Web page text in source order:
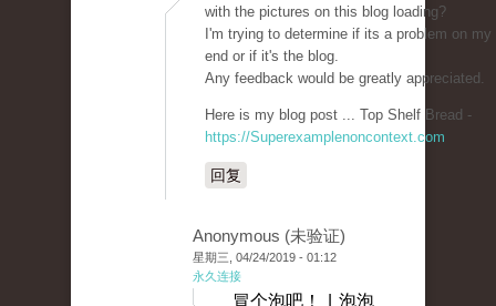
with the pictures on this blog loading?
I'm trying to determine if its a problem on my
end or if it's the blog.
Any feedback would be greatly appreciated.
Here is my blog post ... Top Shelf Bread -
https://Superexamplenoncontext.com
回复
Anonymous (未验证)
星期三, 04/24/2019 - 01:12
永久连接
冒个泡吧！ | 泡泡